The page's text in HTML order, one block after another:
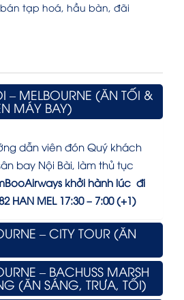
tạp hoá, hầu bàn, đãi
– MELBOURNE (ĂN TỐI &
MÁY BAY)
dẫn viên đón Quý khách
bay Nội Bài, làm thủ tục
khởi hành lúc đi
HAN MEL 17:30 – 7:00 (+1)
– CITY TOUR (ĂN
– BACHUSS MARSH
(ĂN SÁNG, TRƯA, TỐI)